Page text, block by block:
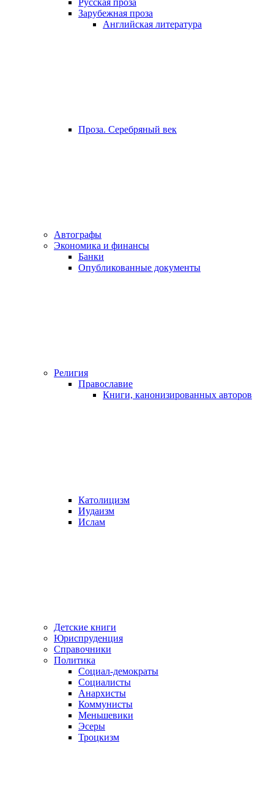
Зарубежная проза
Английская литература
Проза. Серебряный век
Автографы
Экономика и финансы
Банки
Опубликованные документы
Религия
Православие
Книги, канонизированных авторов
Католицизм
Иудаизм
Ислам
Детские книги
Юриспруденция
Справочники
Политика
Социал-демократы
Социалисты
Анархисты
Коммунисты
Меньшевики
Эсеры
Троцкизм